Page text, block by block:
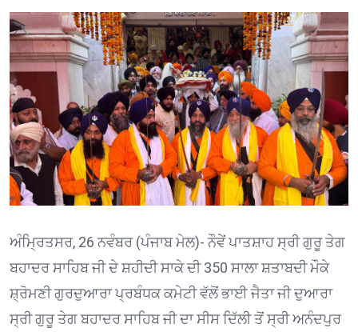
ਅੰਮ੍ਰਿਤਸਰ, 26 ਨਵੰਬਰ (ਪੰਜਾਬ ਮੇਲ)- ਨੌਵੇਂ ਪਾਤਸ਼ਾਹ ਸ੍ਰੀ ਗੁਰੂ ਤੇਗ
ਬਹਾਦਰ ਸਾਹਿਬ ਜੀ ਦੇ ਸ਼ਹੀਦੀ ਸਾਕੇ ਦੀ 350 ਸਾਲਾ ਸ਼ਤਾਬਦੀ ਮੌਕੇ
ਸ਼੍ਰੋਮਣੀ ਗੁਰਦੁਆਰਾ ਪ੍ਰਬੰਧਕ ਕਮੇਟੀ ਵੱਲੋਂ ਭਾਈ ਜੈਤਾ ਜੀ ਦੁਆਰਾ
ਸ੍ਰੀ ਗੁਰੂ ਤੇਗ ਬਹਾਦਰ ਸਾਹਿਬ ਜੀ ਦਾ ਸੀਸ ਦਿੱਲੀ ਤੋਂ ਸ੍ਰੀ ਅਨੰਦਪੁਰ